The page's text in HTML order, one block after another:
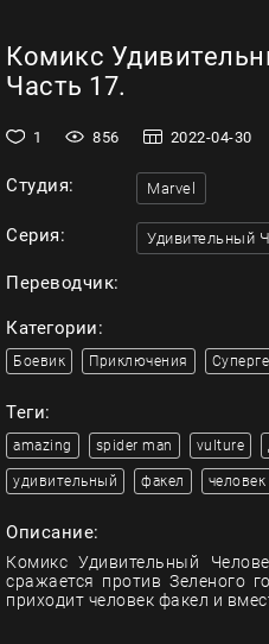
Комикс
Часть 17.
1 856 2022-04-30
Студия: Marvel
Серия: Удивительный
Переводчик:
Категории:
Боевик Приключения
Теги:
amazing spider man vulture
удивительный факел человек
Описание:
Комикс Удивительный
сражается против Зеленого
приходит человек факел и